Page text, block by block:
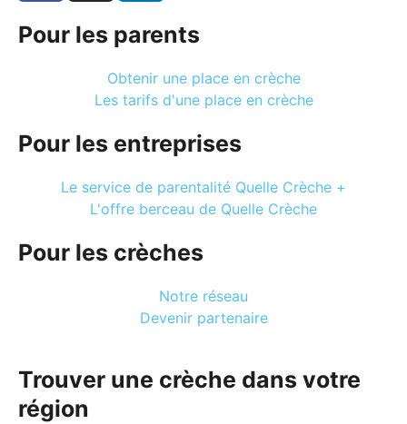
Pour les parents
Obtenir une place en crèche
Les tarifs d'une place en crèche
Pour les entreprises
Le service de parentalité Quelle Crèche +
L'offre berceau de Quelle Crèche
Pour les crèches
Notre réseau
Devenir partenaire
Trouver une crèche dans votre
région